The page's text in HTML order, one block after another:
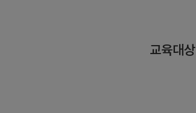
교육대상